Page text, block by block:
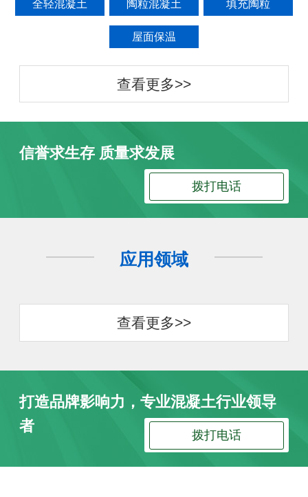
全轻混凝土 陶粒混凝土 填充陶粒
屋面保温
查看更多>>
信誉求生存 质量求发展
拨打电话
应用领域
查看更多>>
打造品牌影响力，专业混凝土行业领导
者
拨打电话